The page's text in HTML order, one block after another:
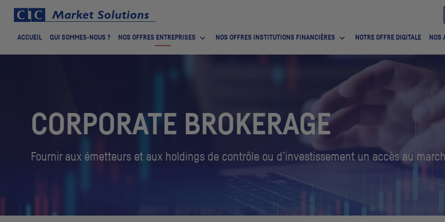
ACCUEIL QUI SOMMES-NOUS ? NOS OFFRES ENTREPRISES NOS OFFRES INSTITUTIONS FINANCIÈRES NOTRE OFFRE DIGITALE NOS
CORPORATE BROKERAGE
Fournir aux émetteurs et aux holdings de contrôle ou d’investissement un accès au